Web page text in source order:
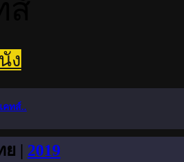
ง
คทส์..
ย | 2019